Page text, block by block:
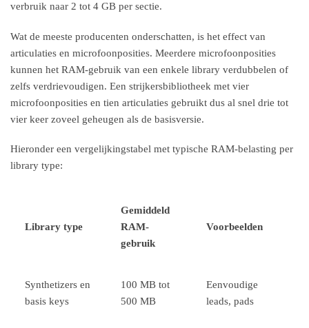
verbruik naar 2 tot 4 GB per sectie.
Wat de meeste producenten onderschatten, is het effect van
articulaties en microfoonposities. Meerdere microfoonposities
kunnen het RAM-gebruik van een enkele library verdubbelen of
zelfs verdrievoudigen. Een strijkersbibliotheek met vier
microfoonposities en tien articulaties gebruikt dus al snel drie tot
vier keer zoveel geheugen als de basisversie.
Hieronder een vergelijkingstabel met typische RAM-belasting per
library type:
Library type
Gemiddeld
RAM-
gebruik
Voorbeelden
Synthetizers en
basis keys
100 MB tot
500 MB
Eenvoudige
leads, pads